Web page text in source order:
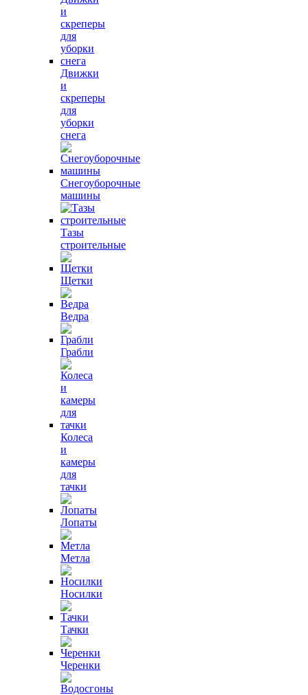
Движки
и
скреперы
для
уборки
снега
Снегоуборочные
машины
Тазы
строительные
Щетки
Ведра
Грабли
Колеса
и
камеры
для
тачки
Лопаты
Метла
Носилки
Тачки
Черенки